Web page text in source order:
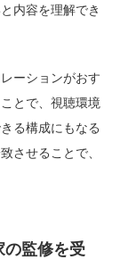
内容を理解でき
ーションがおす
とで、視聴環境
る構成にもなる
させることで、
監修を受